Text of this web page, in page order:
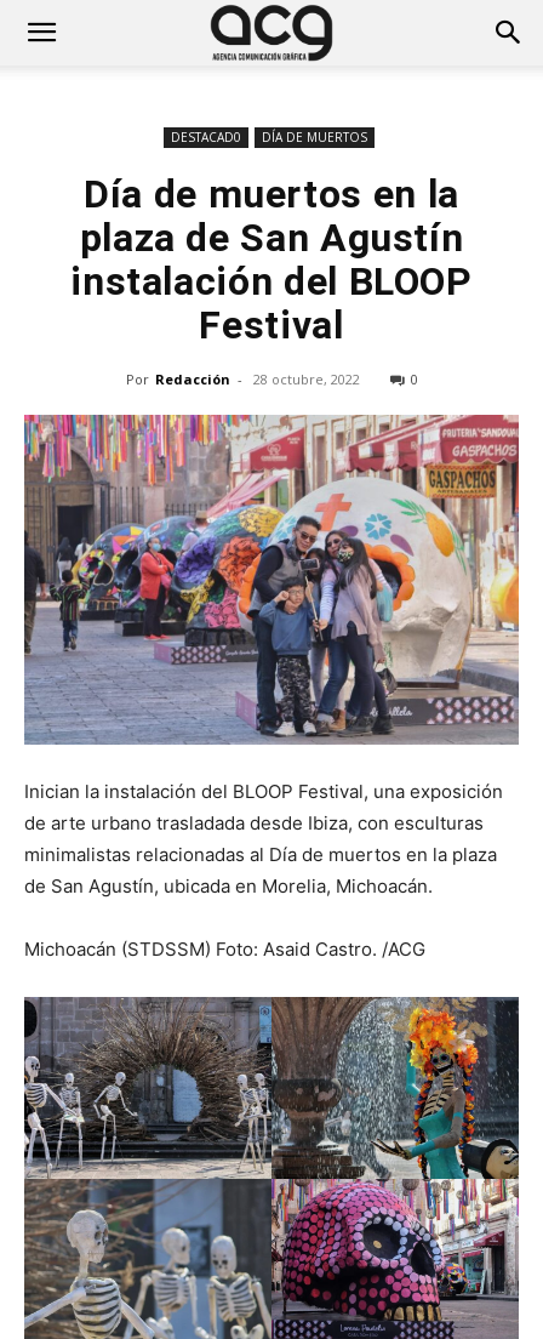
DESTACAD0 DÍA DE MUERTOS
Día de muertos en la
plaza de San Agustín
instalación del BLOOP
Festival
Por Redacción - 28 octubre, 2022 0
Inician la instalación del BLOOP Festival, una exposición
de arte urbano trasladada desde Ibiza, con esculturas
minimalistas relacionadas al Día de muertos en la plaza
de San Agustín, ubicada en Morelia, Michoacán.
Michoacán (STDSSM) Foto: Asaid Castro. /ACG